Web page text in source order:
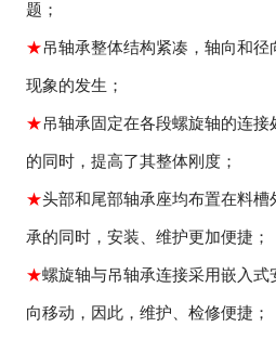
题；
★吊轴承整体结构紧凑，轴向和
现象的发生；
★吊轴承固定在各段螺旋轴的连
的同时，提高了其整体刚度；
★头部和尾部轴承座均布置在料槽
承的同时，安装、维护更加便捷；
★螺旋轴与吊轴承连接采用嵌入式
向移动，因此，维护、检修便捷；